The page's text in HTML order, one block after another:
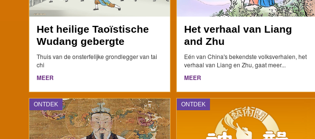
Het heilige Taoïstische
Wudang gebergte
Thuis van de onsterfelijke grondlegger van tai
chi
MEER
Het verhaal van Liang
and Zhu
Eén van China's bekendste volksverhalen, het
verhaal van Liang en Zhu, gaat meer...
MEER
ONTDEK ONTDEK